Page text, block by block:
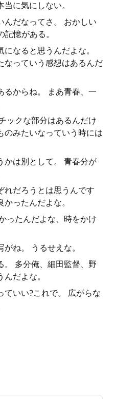
に気にしない。
んだなってさ。 おかしい
憶がある。
なると思うんだよな。
なっていう感想はあるんだ
るからね。 まあ青春、一
ックな部分はあるんだけ
のみたいなっていう時には
かは別として。 青春分が
れだろうとは思うんです
ったんだよな。
ったんだよな、時をかけ
ね。 うるせえな。
。 多分俺、細田監督、野
だよな。
ていい?これで。 広がらな